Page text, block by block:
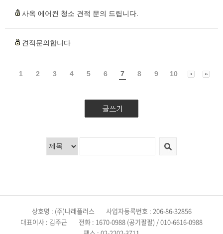
사옥 에어컨 청소 견적 문의 드립니다.
견적문의합니다
1 2 3 4 5 6 7 8 9 10
상호명 : (주)나래플러스
사업자등록번호 : 206-86-32856
대표이사 : 김주근
전화 : 1670-0988 (공기팔팔) / 010-6616-0988